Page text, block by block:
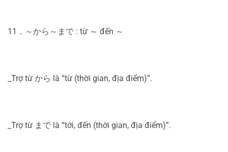
11．～から～まで : từ ～ đến ～
_Trợ từ から là “từ (thời gian, địa điểm)”.
_Trợ từ まで là “tới, đến (thời gian, địa điểm)”.